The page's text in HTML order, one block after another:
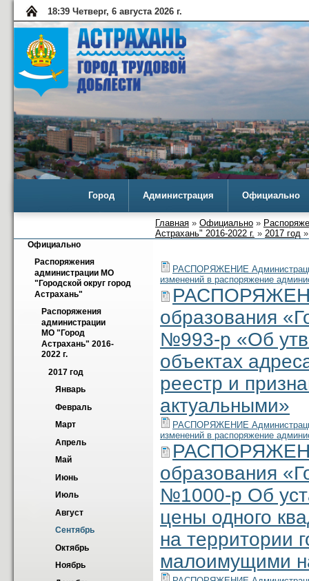
18:39 Четверг, 6 августа 2026 г.
Город Администрация Официально
Главная » Официально »
Астрахань" 2016-2022 г. » 2017 год
Официально
Распоряжения
администрации МО
"Городской округ город
Астрахань"
Распоряжения
администрации
МО "Город
Астрахань" 2016-
2022 г.
2017 год
Январь
Февраль
Март
Апрель
Май
Июнь
Июль
Август
Сентябрь
Октябрь
Ноябрь
РАСПОРЯЖЕНИЕ
изменений в распоряжение
образования
№993-р «Об
объектах
реестр и
актуальными»
РАСПОРЯЖЕНИЕ
изменений в распоряжение
образования
№1000-р Об
цены одного
на территории
малоимущими